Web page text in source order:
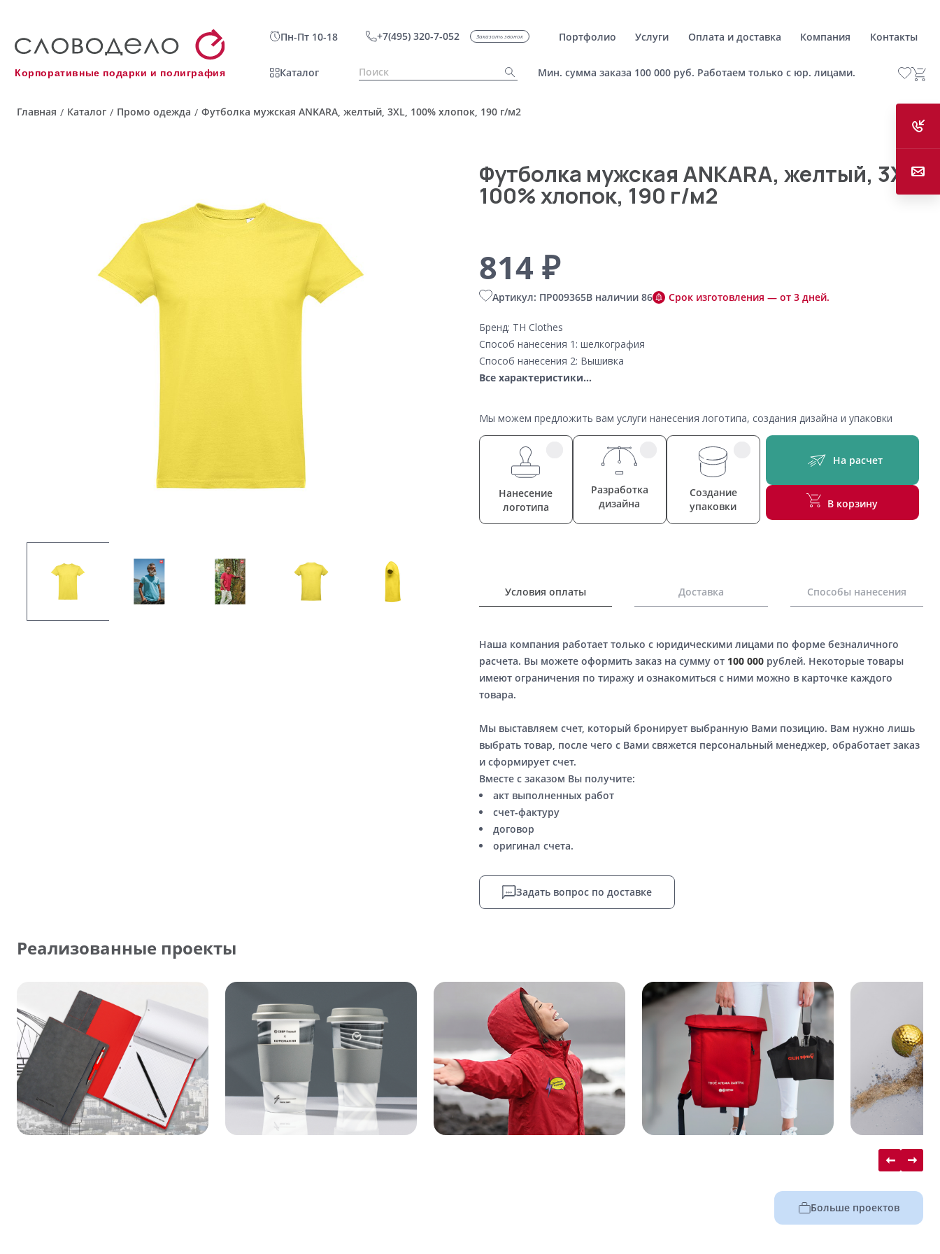
Корпоративные подарки и полиграфия
Пн-Пт 10-18 +7(495) 320-7-052 Заказать звонок Портфолио Услуги Оплата и доставка Компания Контакты
Каталог Мин. сумма заказа 100 000 руб. Работаем только с юр. лицами.
Главная / Каталог / Промо одежда / Футболка мужская ANKARA, желтый, 3XL, 100% хлопок, 190 г/м2
Футболка мужская ANKARA, желтый, 3XL,
100% хлопок, 190 г/м2
814 ₽
Артикул: ПР009365В наличии 86 Срок изготовления — от 3 дней.
Бренд: TH Clothes
Способ нанесения 1: шелкография
Способ нанесения 2: Вышивка
Все характеристики...
Мы можем предложить вам услуги нанесения логотипа, создания дизайна и упаковки
Нанесение
логотипа
Разработка
дизайна
Создание
упаковки
На расчет
В корзину
Условия оплаты Доставка Способы нанесения
Наша компания работает только с юридическими лицами по форме безналичного
расчета. Вы можете оформить заказ на сумму от 100 000рублей. Некоторые товары
имеют ограничения по тиражу и ознакомиться с ними можно в карточке каждого
товара.
Мы выставляем счет, который бронирует выбранную Вами позицию. Вам нужно лишь
выбрать товар, после чего с Вами свяжется персональный менеджер, обработает заказ
и сформирует счет.
Вместе с заказом Вы получите:
акт выполненных работ
счет-фактуру
договор
оригинал счета.
Задать вопрос по доставке
Реализованные проекты
Больше проектов